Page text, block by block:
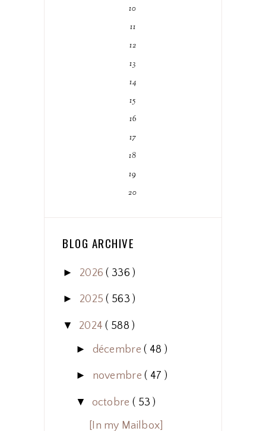
10
11
12
13
14
15
16
17
18
19
20
BLOG ARCHIVE
► 2026( 336 )
► 2025( 563 )
▼ 2024( 588 )
► décembre( 48 )
► novembre( 47 )
▼ octobre ( 53 )
[In my Mailbox]